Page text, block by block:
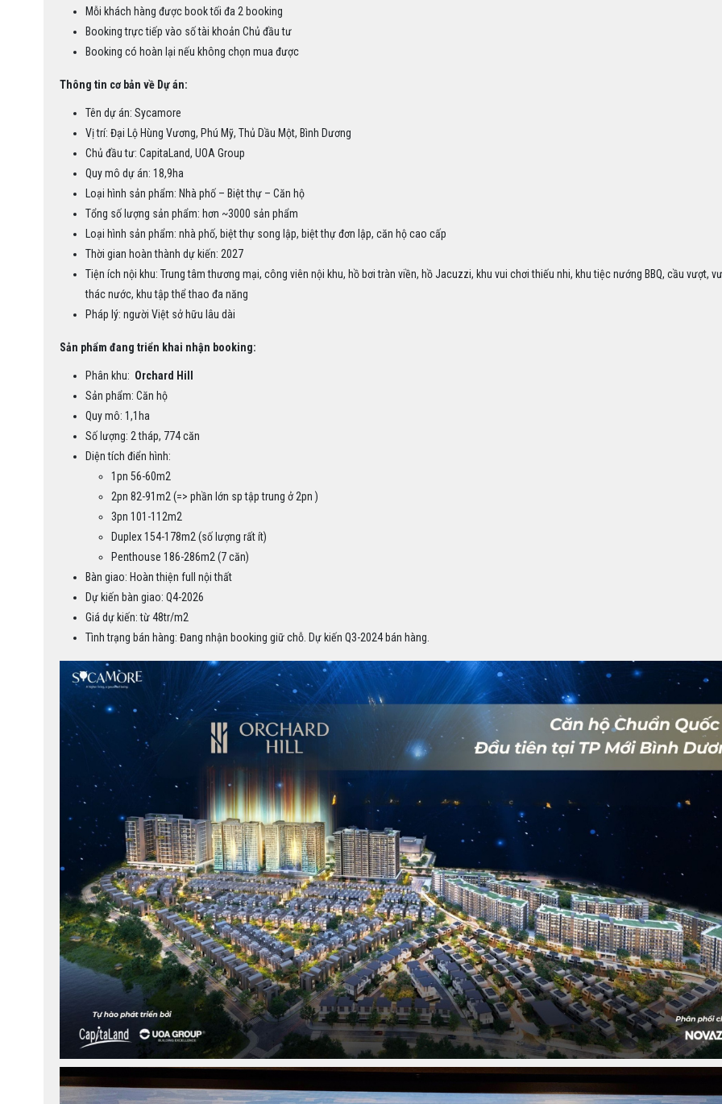
Mỗi khách hàng được book tối đa 2 booking
Booking trực tiếp vào số tài khoản Chủ đầu tư
Booking có hoàn lại nếu không chọn mua được
Thông tin cơ bản về Dự án:
Tên dự án: Sycamore
Vị trí: Đại Lộ Hùng Vương, Phú Mỹ, Thủ Dầu Một, Bình Dương
Chủ đầu tư: CapitaLand, UOA Group
Quy mô dự án: 18,9ha
Loại hình sản phẩm: Nhà phố – Biệt thự – Căn hộ
Tổng số lượng sản phẩm: hơn ~3000 sản phẩm
Loại hình sản phẩm: nhà phố, biệt thự song lập, biệt thự đơn lập, căn hộ cao cấp
Thời gian hoàn thành dự kiến: 2027
Tiện ích nội khu: Trung tâm thương mại, công viên nội khu, hồ bơi tràn viền, hồ Jacuzzi, khu vui chơi thiếu nhi, khu tiệc nướng BBQ, cầu vượt,
thác nước, khu tập thể thao đa năng
Pháp lý: người Việt sở hữu lâu dài
Sản phẩm đang triển khai nhận booking:
Phân khu: Orchard Hill
Sản phẩm: Căn hộ
Quy mô: 1,1ha
Số lượng: 2 tháp, 774 căn
Diện tích điển hình:
1pn 56-60m2
2pn 82-91m2 (=> phần lớn sp tập trung ở 2pn )
3pn 101-112m2
Duplex 154-178m2 (số lượng rất ít)
Penthouse 186-286m2 (7 căn)
Bàn giao: Hoàn thiện full nội thất
Dự kiến bàn giao: Q4-2026
Giá dự kiến: từ 48tr/m2
Tình trạng bán hàng: Đang nhận booking giữ chỗ. Dự kiến Q3-2024 bán hàng.